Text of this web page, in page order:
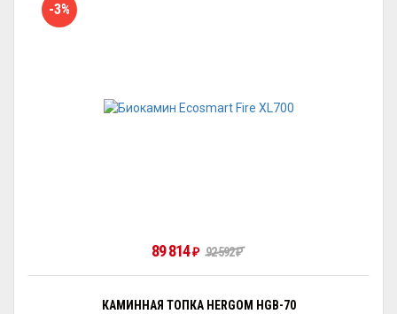
-3%
89 814₽ 92 592₽
КАМИННАЯ ТОПКА HERGOM HGB-70